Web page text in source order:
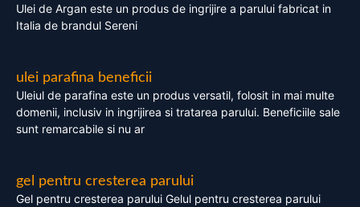
Ulei de Argan este un produs de ingrijire a parului fabricat in
Italia de brandul Sereni
ulei parafina beneficii
Uleiul de parafina este un produs versatil, folosit in mai multe
domenii, inclusiv in ingrijirea si tratarea parului. Beneficiile sale
sunt remarcabile si nu ar
gel pentru cresterea parului
Gel pentru cresterea parului Gelul pentru cresterea parului